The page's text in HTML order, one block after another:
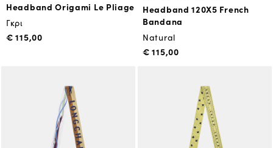
Headband Origami Le Pliage
Γκρι
€ 115,00
Headband 120X5 French
Bandana
Natural
€ 115,00